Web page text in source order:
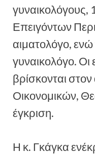
Επειγόντων
αιματολόγο,
γυναικολόγο.
βρίσκονται
Οικονομικών,
έγκριση.
Η κ. Γκάγκα